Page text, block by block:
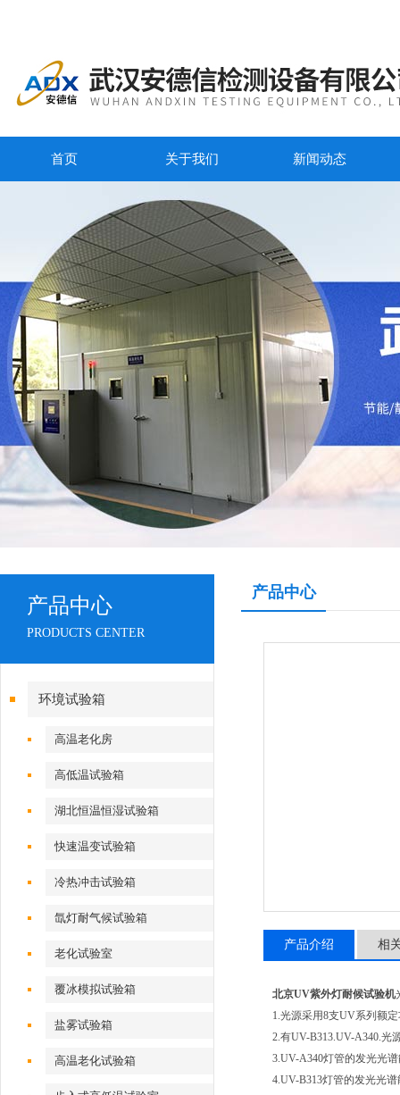
首页 关于我们 新闻动态
产品中心
PRODUCTS CENTER
环境试验箱
高温老化房
高低温试验箱
湖北恒温恒湿试验箱
快速温变试验箱
冷热冲击试验箱
氙灯耐气候试验箱
老化试验室
覆冰模拟试验箱
盐雾试验箱
高温老化试验箱
产品中心
产品介绍 相
北京UV紫外灯耐候试验机
1.光源采用8支UV系列额
2.有UV-B313.UV-A340.光
3.UV-A340灯管的发光光
4.UV-B313灯管的发光光